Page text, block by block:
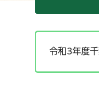
令和3年度